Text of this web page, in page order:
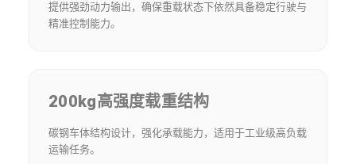
提供强劲动力输出，确保重载状态下依然具备稳定行驶与
精准控制能力。
200kg高强度载重结构
碳钢车体结构设计，强化承载能力，适用于工业级高负载
运输任务。